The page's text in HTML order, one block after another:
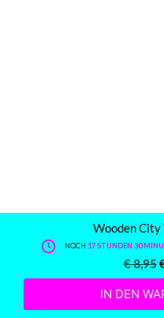
Wooden
NOCH 17 STUNDEN 30
€8,95
IN DEN